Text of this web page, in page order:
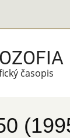
časopis